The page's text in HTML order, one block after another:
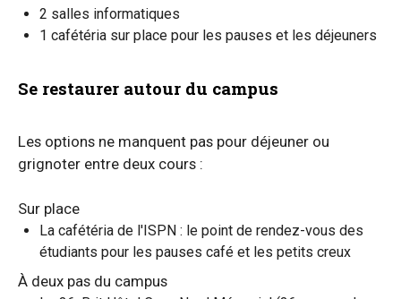
2 salles informatiques
1 cafétéria sur place pour les pauses et les déjeuners
Se restaurer autour du campus
Les options ne manquent pas pour déjeuner ou
grignoter entre deux cours :
Sur place
La cafétéria de l'ISPN : le point de rendez-vous des
étudiants pour les pauses café et les petits creux
À deux pas du campus